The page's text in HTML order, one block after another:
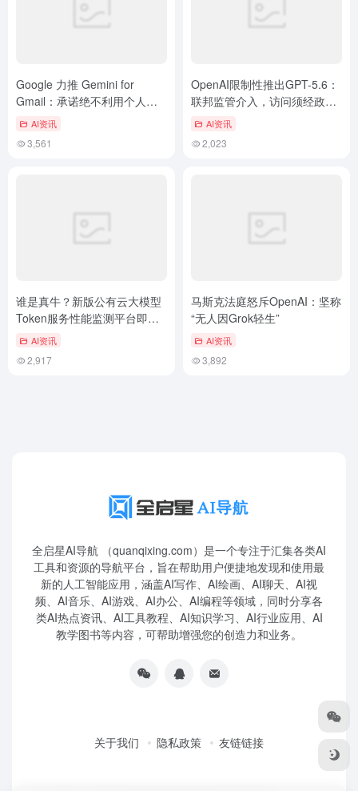
Google 力推 Gemini for
Gmail：承诺绝不利用个人邮
件训练 AI
AI资讯
3,561
OpenAI限制性推出GPT-5.6：
联邦监管介入，访问须经政府
逐一批准
AI资讯
2,023
谁是真牛？新版公有云大模型
Token服务性能监测平台即将
发布AI资讯
2,917
马斯克法庭怒斥OpenAI：坚称
“无人因Grok轻生”
AI资讯
3,892
全启星AI导航 （quanqixing.com）是一个专注于汇集各类AI
工具和资源的导航平台，旨在帮助用户便捷地发现和使用最
新的人工智能应用，涵盖AI写作、AI绘画、AI聊天、AI视
频、AI音乐、AI游戏、AI办公、AI编程等领域，同时分享各
类AI热点资讯、AI工具教程、AI知识学习、AI行业应用、AI
教学图书等内容，可帮助增强您的创造力和业务。
关于我们 隐私政策 友链链接